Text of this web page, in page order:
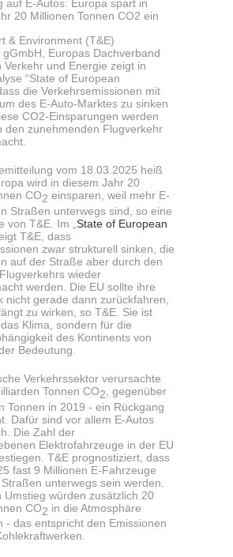
& Environment (T&E)
gGmbH, Europas Dachverband
Verkehr und Energie zeigt in
“State of European
die Verkehrsemissionen mit
des E-Auto-Marktes zu sinken
CO2-Einsparungen werden
den zunehmenden Flugverkehr
vom 18.03.2025 heiß
wird in diesem Jahr 20
CO2 einsparen, weil mehr E-
Straßen unterwegs sind, so eine
von T&E. Im „ State of European
T&E, dass
zwar strukturell sinken, die
auf der Straße aber durch den
wieder
werden. Die EU sollte ihre
nicht gerade dann zurückfahren,
zu wirken, so T&E. Sie ist
Klima, sondern für die
des Kontinents von
Bedeutung.
Verkehrssektor verursachte
Tonnen CO2 , gegenüber
Tonnen in 2019 - ein Rückgang
Dafür sind vor allem E-Autos
Die Zahl der
Elektrofahrzeuge in der EU
T&E prognostiziert, dass
fast 9 Millionen E-Fahrzeuge
unterwegs sein werden.
Umstieg würden zusätzlich 20
CO2 in die Atmosphäre
- das entspricht den Emissionen